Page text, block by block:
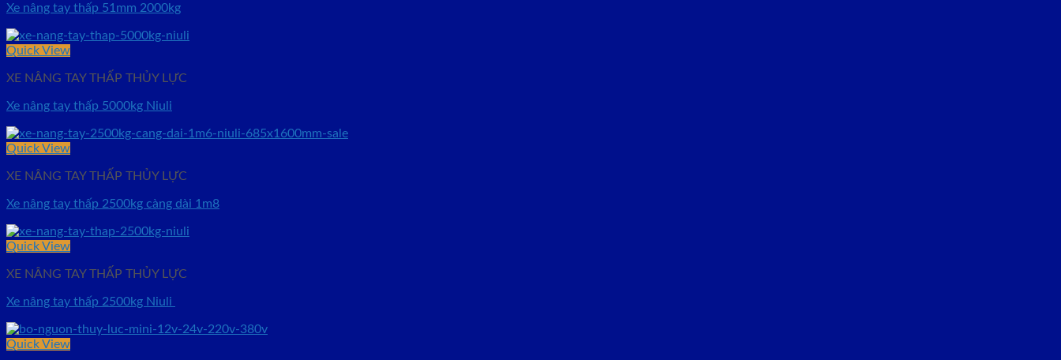
Xe nâng tay thấp 51mm 2000kg
Quick View
XE NÂNG TAY THẤP THỦY LỰC
Xe nâng tay thấp 5000kg Niuli
Quick View
XE NÂNG TAY THẤP THỦY LỰC
Xe nâng tay thấp 2500kg càng dài 1m8
Quick View
XE NÂNG TAY THẤP THỦY LỰC
Xe nâng tay thấp 2500kg Niuli
Quick View